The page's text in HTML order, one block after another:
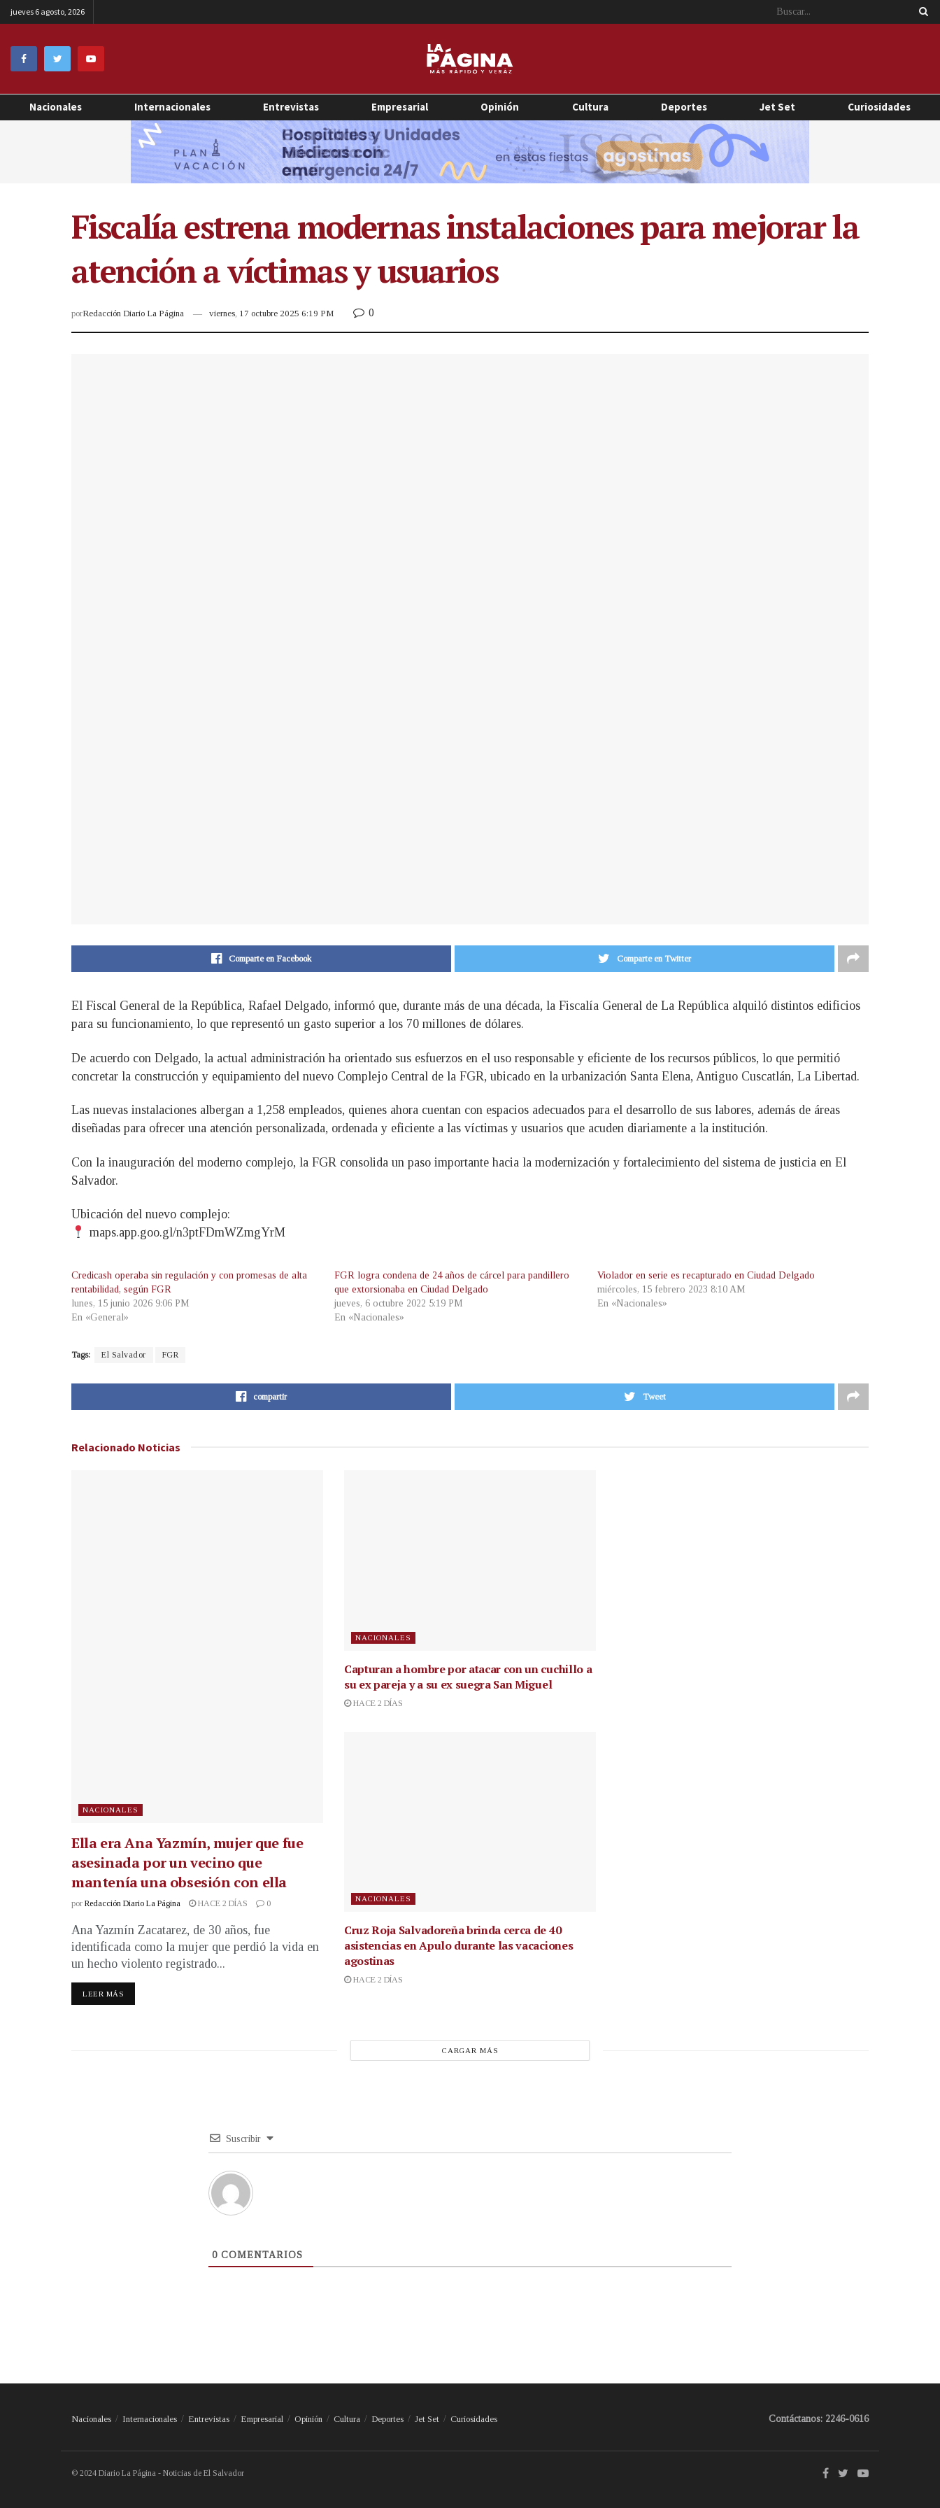
jueves 6 agosto, 2026
Nacionales Internacionales Entrevistas Empresarial Opinión Cultura Deportes Jet Set Curiosidades
Fiscalía estrena modernas instalaciones para mejorar la
atención a víctimas y usuarios
porRedacción Diario La Página viernes, 17 octubre 2025 6:19 PM 0
Comparte en Facebook Comparte en Twitter
El Fiscal General de la República, Rafael Delgado, informó que, durante más de una década, la Fiscalía General de La República alquiló distintos edificios
para su funcionamiento, lo que representó un gasto superior a los 70 millones de dólares.
De acuerdo con Delgado, la actual administración ha orientado sus esfuerzos en el uso responsable y eficiente de los recursos públicos, lo que permitió
concretar la construcción y equipamiento del nuevo Complejo Central de la FGR, ubicado en la urbanización Santa Elena, Antiguo Cuscatlán, La Libertad.
Las nuevas instalaciones albergan a 1,258 empleados, quienes ahora cuentan con espacios adecuados para el desarrollo de sus labores, además de áreas
diseñadas para ofrecer una atención personalizada, ordenada y eficiente a las víctimas y usuarios que acuden diariamente a la institución.
Con la inauguración del moderno complejo, la FGR consolida un paso importante hacia la modernización y fortalecimiento del sistema de justicia en El
Salvador.
Ubicación del nuevo complejo:
maps.app.goo.gl/n3ptFDmWZmgYrM
Credicash operaba sin regulación y con promesas de alta
rentabilidad, según FGR
lunes, 15 junio 2026 9:06 PM
En «General»
FGR logra condena de 24 años de cárcel para pandillero
que extorsionaba en Ciudad Delgado
jueves, 6 octubre 2022 5:19 PM
En «Nacionales»
Violador en serie es recapturado en Ciudad Delgado
miércoles, 15 febrero 2023 8:10 AM
En «Nacionales»
Tags: El Salvador FGR
compartir Tweet
Relacionado Noticias
NACIONALES
Ella era Ana Yazmín, mujer que fue
asesinada por un vecino que
mantenía una obsesión con ella
por Redacción Diario La Página HACE 2 DÍAS 0
Ana Yazmín Zacatarez, de 30 años, fue
identificada como la mujer que perdió la vida en
un hecho violento registrado...
LEER MÁS
NACIONALES
Capturan a hombre por atacar con un cuchillo a
su ex pareja y a su ex suegra San Miguel
HACE 2 DÍAS
NACIONALES
Cruz Roja Salvadoreña brinda cerca de 40
asistencias en Apulo durante las vacaciones
agostinas
HACE 2 DÍAS
CARGAR MÁS
Suscribir
0 COMENTARIOS
Nacionales Internacionales Entrevistas Empresarial Opinión Cultura Deportes Jet Set Curiosidades Contáctanos: 2246-0616
© 2024 Diario La Página - Noticias de El Salvador